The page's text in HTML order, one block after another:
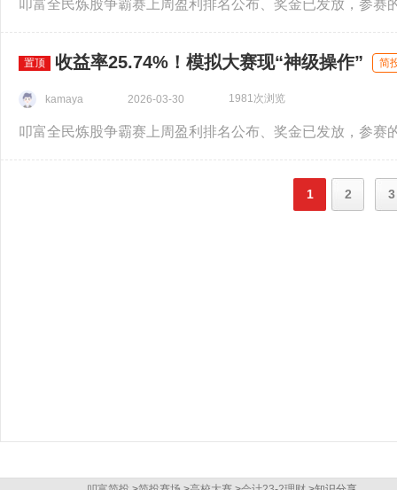
置顶 收益率25.74%！模拟大赛现“神级操作” 简
kamaya 2026-03-30 1981次浏览
1 2 3